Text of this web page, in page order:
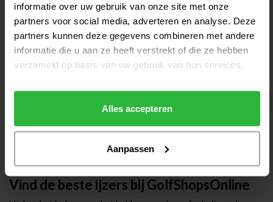
informatie over uw gebruik van onze site met onze
partners voor social media, adverteren en analyse. Deze
partners kunnen deze gegevens combineren met andere
informatie die u aan ze heeft verstrekt of die ze hebben
verzameld op basis van uw gebruik van hun services.
Alles accepteren
Aanpassen
Clubfitting bij The Link Valley
Bij The Link Valley bieden we een exclusieveclubfittingop de
laat je speelstijl grondig analyseren. Met geavanceerde
technologieën en persoonlijke begeleiding zorgen we ervoor
dat je perfect afgestemde clubs krijgt die passen bij jouw
tijdens je volgende rondje golf op onze prachtige baan.
Vind de beste ijzers bij GolfShopsOnline